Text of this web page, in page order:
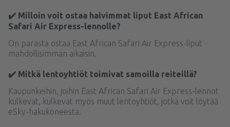
✔️ Milloin voit ostaa halvimmat liput East African
Safari Air Express-lennolle?
On parasta ostaa East African Safari Air Express-liput
mahdollisimman aikaisin.
✔️ Mitkä lentoyhtiöt toimivat samoilla reiteillä?
Kaupunkeihin, joihin East African Safari Air Express-lennot
kulkevat, kulkevat myös muut lentoyhtiöt, jotka voit löytää
eSky-hakukoneesta.